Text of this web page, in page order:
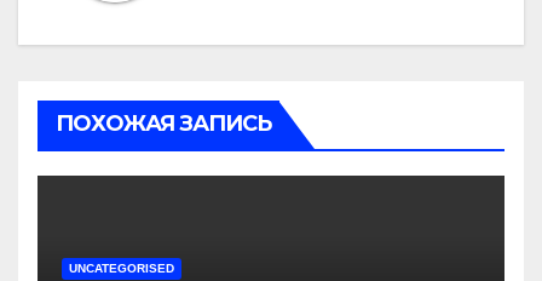
ПОХОЖАЯ ЗАПИСЬ
UNCATEGORISED